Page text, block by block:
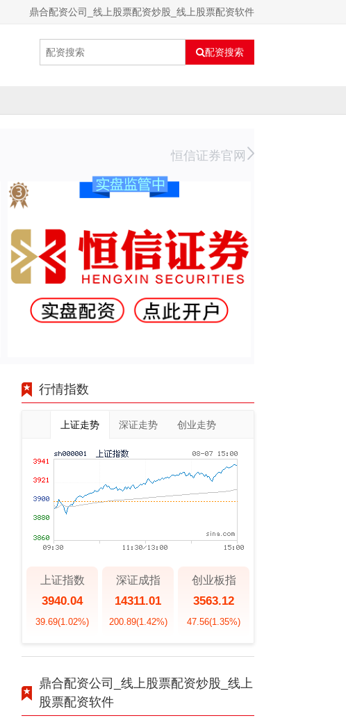
鼎合配资公司_线上股票配资炒股_线上股票配资软件
配资搜索
恒信证券官网
行情指数
上证走势 深证走势 创业走势
上证指数
3940.04
39.69(1.02%)
深证成指
14311.01
200.89(1.42%)
创业板指
3563.12
47.56(1.35%)
鼎合配资公司_线上股票配资炒股_线上
股票配资软件